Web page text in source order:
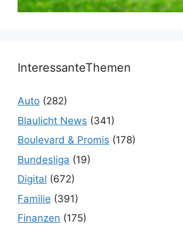
InteressanteThemen
Auto (282)
Blaulicht News (341)
Boulevard & Promis (178)
Bundesliga (19)
Digital (672)
Familie (391)
Finanzen (175)